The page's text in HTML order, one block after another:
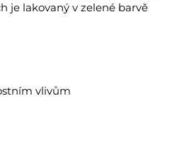
je lakovaný v zelené barvě
vlivům